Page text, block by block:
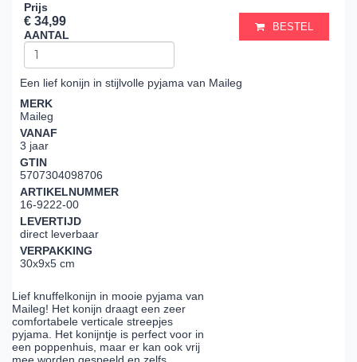
Prijs
€ 34,99
AANTAL
BESTEL
Een lief konijn in stijlvolle pyjama van Maileg
MERK
Maileg
VANAF
3 jaar
GTIN
5707304098706
ARTIKELNUMMER
16-9222-00
LEVERTIJD
direct leverbaar
VERPAKKING
30x9x5 cm
Lief knuffelkonijn in mooie pyjama van
Maileg! Het konijn draagt een zeer
comfortabele verticale streepjes
pyjama. Het konijntje is perfect voor in
een poppenhuis, maar er kan ook vrij